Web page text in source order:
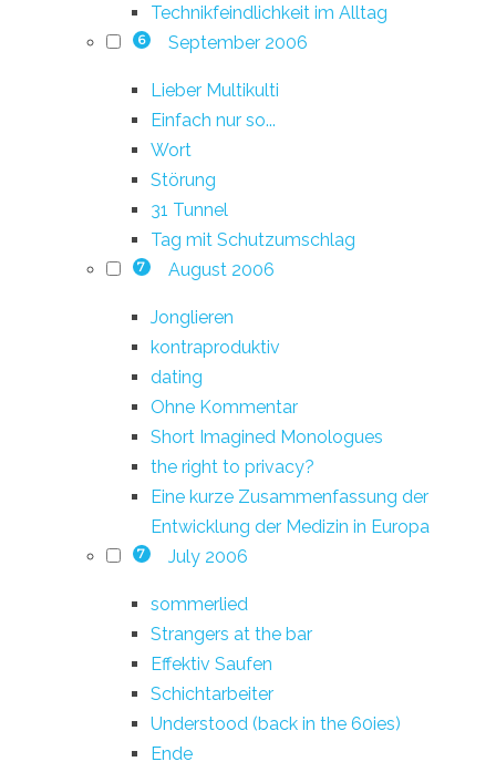
Technikfeindlichkeit im Alltag
6 September 2006
Lieber Multikulti
Einfach nur so...
Wort
Störung
31 Tunnel
Tag mit Schutzumschlag
7 August 2006
Jonglieren
kontraproduktiv
dating
Ohne Kommentar
Short Imagined Monologues
the right to privacy?
Eine kurze Zusammenfassung der
Entwicklung der Medizin in Europa
7 July 2006
sommerlied
Strangers at the bar
Effektiv Saufen
Schichtarbeiter
Understood (back in the 60ies)
Ende